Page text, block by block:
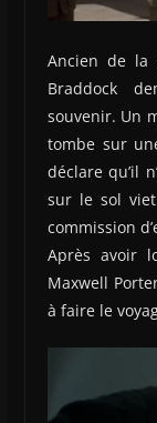
Ancien de la
Braddock
souvenir. Un
tombe sur
déclare qu’il
sur le sol
commission
Après avoir
Maxwell
à faire le